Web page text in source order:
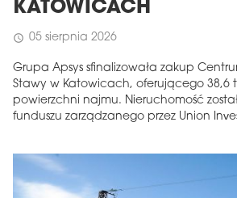
KATOWICACH
schedule 05 sierpnia 2026
Grupa Apsys sfinalizowała zakup
Stawy w Katowicach, oferującego 38,6
powierzchni najmu. Nieruchomość
funduszu zarządzanego przez Union